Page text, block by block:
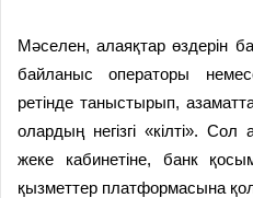
Мәселен, алаяқтар өздерін
байланыс операторы
ретінде таныстырып,
олардың негізгі «кілті».
жеке кабинетіне, банк
қызметтер платформасына қол